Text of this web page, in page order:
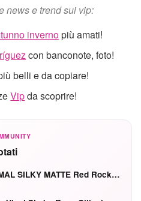
news e trend sui vip:
invernopiù amati!
con banconote, foto!
belli e da copiare!
Vipda scoprire!
MAC M·A·CXIMAL SILKY MATTE Red Rock mat